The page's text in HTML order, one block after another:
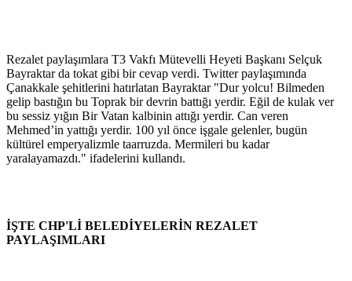
Rezalet paylaşımlara T3 Vakfı Mütevelli Heyeti Başkanı Selçuk
Bayraktar da tokat gibi bir cevap verdi. Twitter paylaşımında
Çanakkale şehitlerini hatırlatan Bayraktar "Dur yolcu! Bilmeden
gelip bastığın bu Toprak bir devrin battığı yerdir. Eğil de kulak ver
bu sessiz yığın Bir Vatan kalbinin attığı yerdir. Can veren
Mehmed’in yattığı yerdir. 100 yıl önce işgale gelenler, bugün
kültürel emperyalizmle taarruzda. Mermileri bu kadar
yaralayamazdı." ifadelerini kullandı.
İŞTE CHP'Lİ BELEDİYELERİN REZALET
PAYLAŞIMLARI